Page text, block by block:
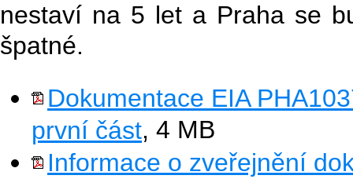
nestaví na 5 let a Praha se
špatné.
Dokumentace EIA
první část, 4 MB
Informace o zveřejnění